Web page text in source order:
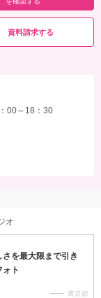
資料請求する
00～18：30
オ
さを最大限まで引き
ォト
東京都